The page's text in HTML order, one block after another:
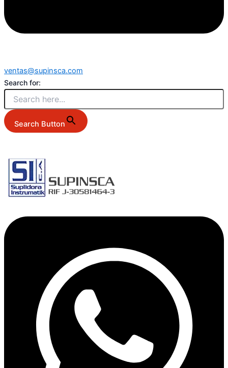
ventas@supinsca.com
Search for:
Search Button